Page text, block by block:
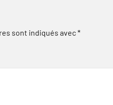
sont indiqués avec*